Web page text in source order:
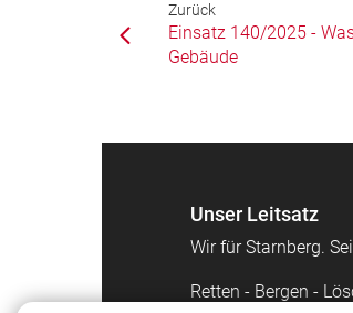
Zurück
Einsatz 140/2025 -
Gebäude
Unser Leitsatz
Wir für Starnberg.
Retten - Bergen -